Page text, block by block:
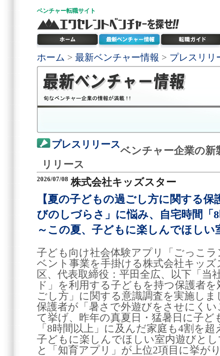
ベンチャー転職サイト
ホーム > 最新ベンチャー情報 > プレスリリ
プレスリリース
ベンチャー企業の新
リリース
2026/07/08 株式会社キッズスター
【夏の子どもの過ごし方に関する保
びのしづらさ」に悩み、自宅時間「
～この夏、子どもに楽しんでほしい
子ども向け社会体験アプリ「ごっこ
ベント事業を手掛ける株式会社キッ
区、代表取締役：平田全広、以下「当
ド」を利用する子どもを持つ保護者
ごし方」に関する意識調査を実施し
保護者が「暑さで外遊びをさせにく
て挙げ、昨年の真夏日・猛暑日に子
「8時間以上」に及んだ家庭も4割を
子どもに楽しんでほしい室内遊びと
と「知育アプリ」が上位2項目に挙が